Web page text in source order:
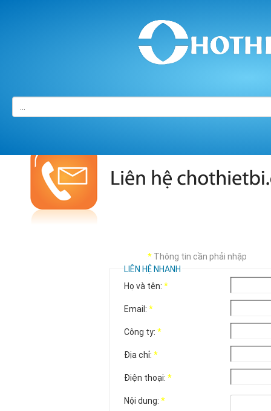
* Thông tin cần phải nhập
LIÊN HỆ NHANH
Họ và tên: *
Email: *
Công ty: *
Địa chỉ: *
Điện thoại: *
Nội dung: *